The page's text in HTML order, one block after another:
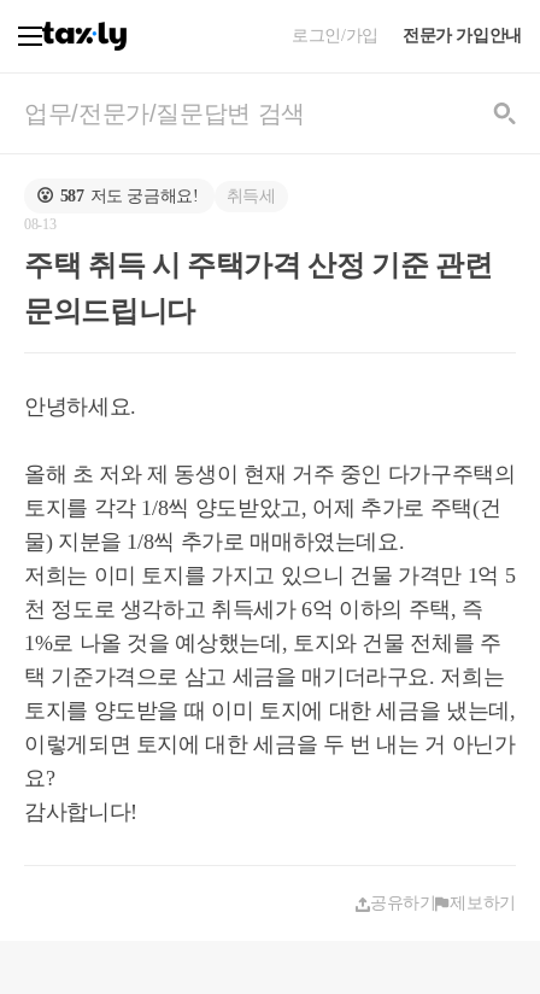
로그인/가입 전문가 가입안내
😮 587 저도 궁금해요! 취득세
08-13
주택 취득 시 주택가격 산정 기준 관련
문의드립니다
안녕하세요.
올해 초 저와 제 동생이 현재 거주 중인 다가구주택의
토지를 각각 1/8씩 양도받았고, 어제 추가로 주택(건
물) 지분을 1/8씩 추가로 매매하였는데요.
저희는 이미 토지를 가지고 있으니 건물 가격만 1억 5
천 정도로 생각하고 취득세가 6억 이하의 주택, 즉
1%로 나올 것을 예상했는데, 토지와 건물 전체를 주
택 기준가격으로 삼고 세금을 매기더라구요. 저희는
토지를 양도받을 때 이미 토지에 대한 세금을 냈는데,
이렇게되면 토지에 대한 세금을 두 번 내는 거 아닌가
요?
공유하기 제보하기